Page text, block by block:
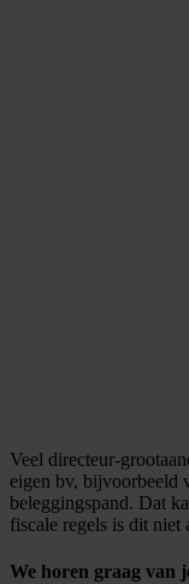
Veel directeur-
eigen bv, bijvoorbeeld
beleggingspand. Dat
fiscale regels is dit niet
We horen graag van